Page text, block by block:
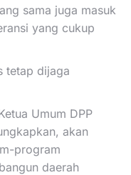
sama juga masuk
yang cukup
tetap dijaga
Umum DPP
akan
program
daerah